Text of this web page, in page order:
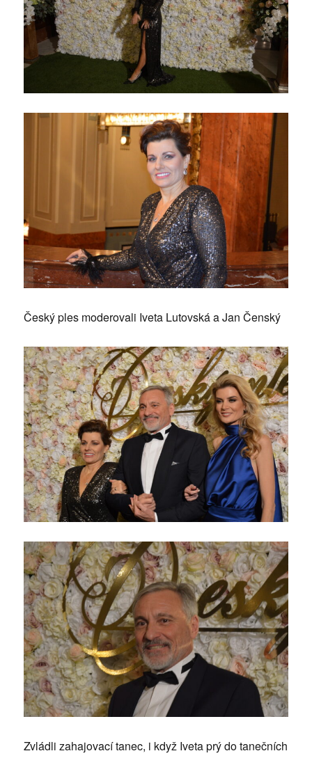
Český ples moderovali Iveta Lutovská a Jan Čenský
Zvládli zahajovací tanec, i když Iveta prý do tanečních